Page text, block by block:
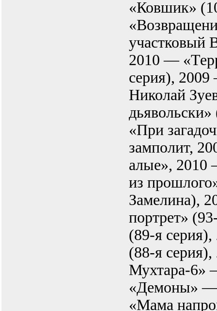
«Ковшик»
участковый
2010 —
серия),
Николай
«При
замполит,
алые», 2010
из
Замелина),
портрет»
(89-я
(88-я
Мухтара-6»
«Демоны»
«Мама